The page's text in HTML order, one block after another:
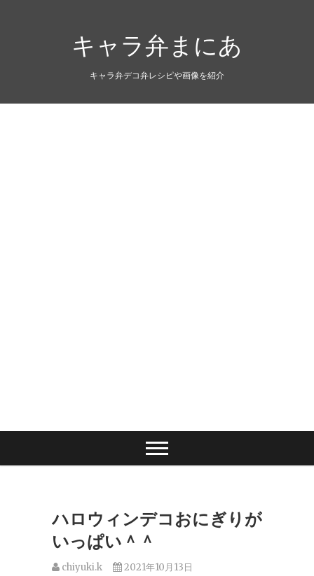
キャラ弁まにあ
キャラ弁デコ弁レシピや画像を紹介
ハロウィンデコおにぎりが
いっぱい＾＾
chiyuki.k 2021年10月13日